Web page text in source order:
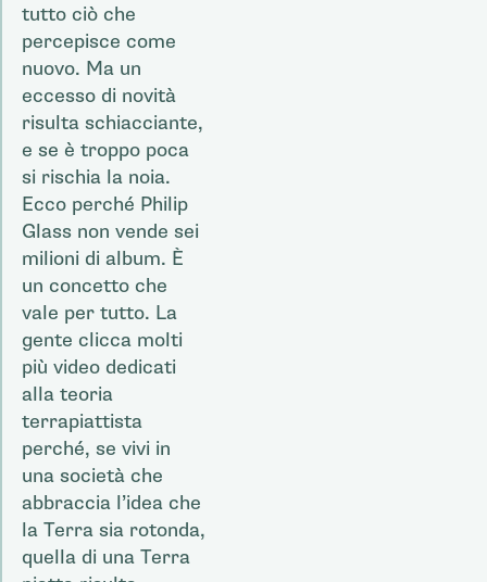
tutto ciò che
percepisce come
nuovo. Ma un
eccesso di novità
risulta schiacciante,
e se è troppo poca
si rischia la noia.
Ecco perché Philip
Glass non vende sei
milioni di album. È
un concetto che
vale per tutto. La
gente clicca molti
più video dedicati
alla teoria
terrapiattista
perché, se vivi in
una società che
abbraccia l’idea che
la Terra sia rotonda,
quella di una Terra